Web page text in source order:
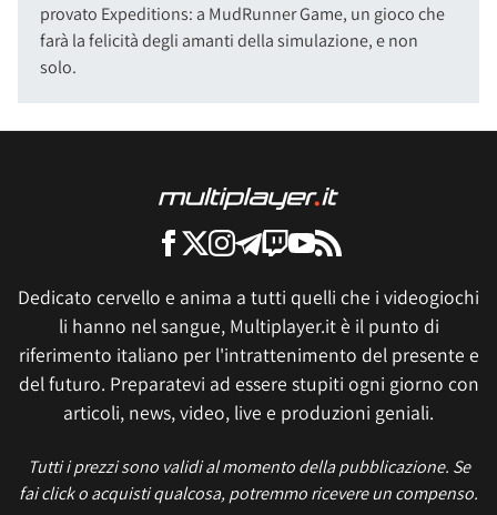
provato Expeditions: a MudRunner Game, un gioco che
farà la felicità degli amanti della simulazione, e non
solo.
Dedicato cervello e anima a tutti quelli che i videogiochi
li hanno nel sangue, Multiplayer.it è il punto di
riferimento italiano per l'intrattenimento del presente e
del futuro. Preparatevi ad essere stupiti ogni giorno con
articoli, news, video, live e produzioni geniali.
Tutti i prezzi sono validi al momento della pubblicazione. Se
fai click o acquisti qualcosa, potremmo ricevere un compenso.